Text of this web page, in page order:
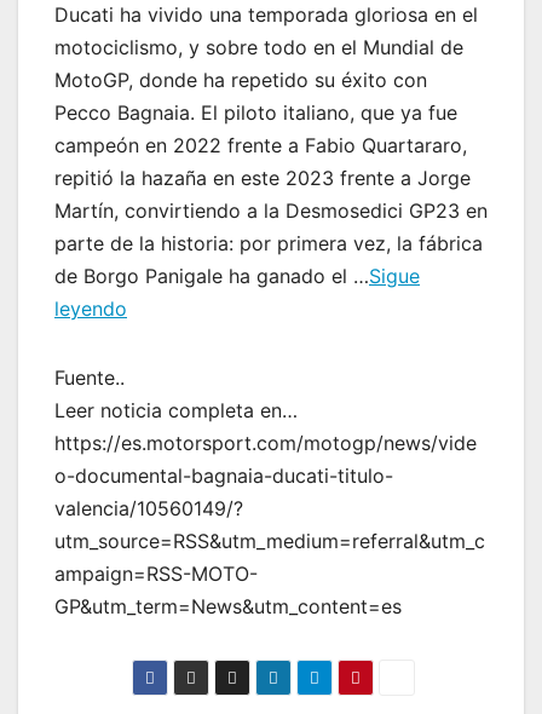
Ducati ha vivido una temporada gloriosa en el
motociclismo, y sobre todo en el Mundial de
MotoGP, donde ha repetido su éxito con
Pecco Bagnaia. El piloto italiano, que ya fue
campeón en 2022 frente a Fabio Quartararo,
repitió la hazaña en este 2023 frente a Jorge
Martín, convirtiendo a la Desmosedici GP23 en
parte de la historia: por primera vez, la fábrica
de Borgo Panigale ha ganado el …Sigue
leyendo
Fuente..
Leer noticia completa en…
https://es.motorsport.com/motogp/news/vide
o-documental-bagnaia-ducati-titulo-
valencia/10560149/?
utm_source=RSS&utm_medium=referral&utm_c
ampaign=RSS-MOTO-
GP&utm_term=News&utm_content=es